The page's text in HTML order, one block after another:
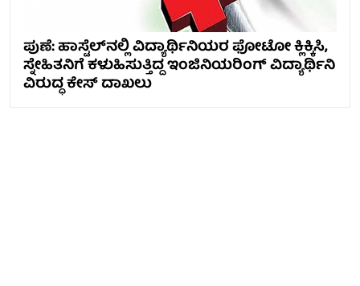
ಪುಣೆ: ಹಾಸ್ಟೆಲ್‌ನಲ್ಲಿ ವಿದ್ಯಾರ್ಥಿನಿಯರ ಫೋಟೋ ಕ್ಲಿಕ್ಕಿಸಿ,
ಸ್ನೇಹಿತನಿಗೆ ಕಳುಹಿಸುತ್ತಿದ್ದ ಇಂಜಿನಿಯರಿಂಗ್ ವಿದ್ಯಾರ್ಥಿನಿ
ವಿರುದ್ಧ ಕೇಸ್ ದಾಖಲು